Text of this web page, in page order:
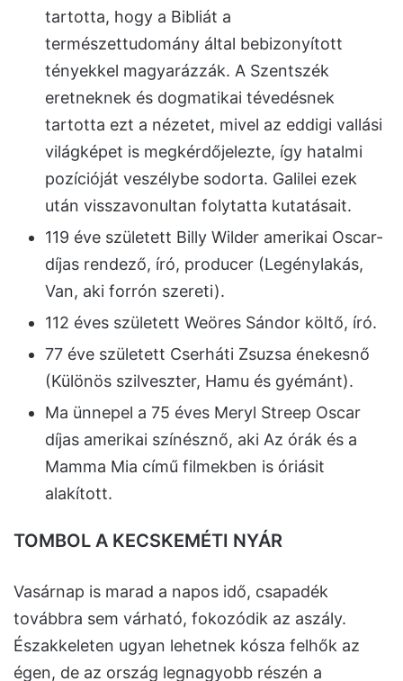
tartotta, hogy a Bibliát a
természettudomány által bebizonyított
tényekkel magyarázzák. A Szentszék
eretneknek és dogmatikai tévedésnek
tartotta ezt a nézetet, mivel az eddigi vallási
világképet is megkérdőjelezte, így hatalmi
pozícióját veszélybe sodorta. Galilei ezek
után visszavonultan folytatta kutatásait.
119 éve született Billy Wilder amerikai Oscar-
díjas rendező, író, producer (Legénylakás,
Van, aki forrón szereti).
112 éves született Weöres Sándor költő, író.
77 éve született Cserháti Zsuzsa énekesnő
(Különös szilveszter, Hamu és gyémánt).
Ma ünnepel a 75 éves Meryl Streep Oscar
díjas amerikai színésznő, aki Az órák és a
Mamma Mia című filmekben is óriásit
alakított.
TOMBOL A KECSKEMÉTI NYÁR
Vasárnap is marad a napos idő, csapadék
továbbra sem várható, fokozódik az aszály.
Északkeleten ugyan lehetnek kósza felhők az
égen, de az ország legnagyobb részén a